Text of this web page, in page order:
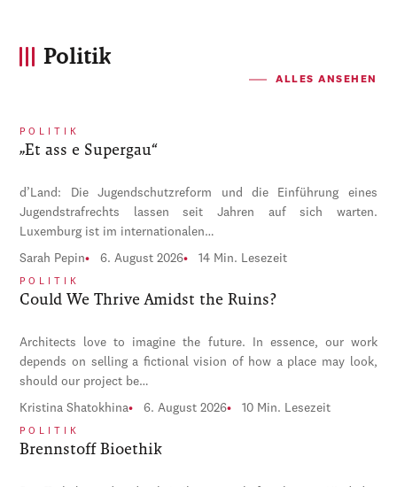
Politik
ALLES ANSEHEN
POLITIK
„Et ass e Supergau“
d’Land: Die Jugendschutzreform und die Einführung eines
Jugendstrafrechts lassen seit Jahren auf sich warten.
Luxemburg ist im internationalen…
Sarah Pepin 6. August 2026 14 Min. Lesezeit
POLITIK
Could We Thrive Amidst the Ruins?
Architects love to imagine the future. In essence, our work
depends on selling a fictional vision of how a place may look,
should our project be…
Kristina Shatokhina 6. August 2026 10 Min. Lesezeit
POLITIK
Brennstoff Bioethik